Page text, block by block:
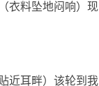
衣料坠地闷响）现
近耳畔）该轮到我